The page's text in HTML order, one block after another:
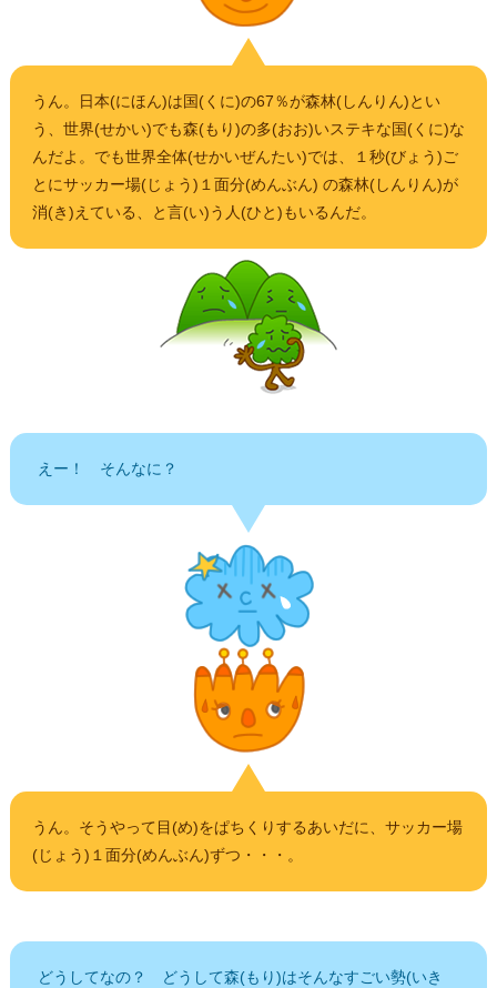
うん。日本(にほん)は国(くに)の67％が森林(しんりん)とい
う、世界(せかい)でも森(もり)の多(おお)いステキな国(くに)な
んだよ。でも世界全体(せかいぜんたい)では、１秒(びょう)ご
とにサッカー場(じょう)１面分(めんぶん) の森林(しんりん)が
消(き)えている、と言(い)う人(ひと)もいるんだ。
えー！ そんなに？
うん。そうやって目(め)をぱちくりするあいだに、サッカー場
(じょう)１面分(めんぶん)ずつ・・・。
どうしてなの？ どうして森(もり)はそんなすごい勢(いき